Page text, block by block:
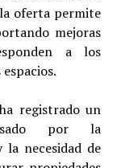
oferta permite
mejoras
a los
registrado un
por la
la necesidad de